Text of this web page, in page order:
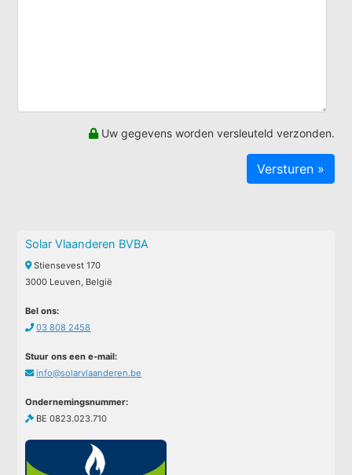
Uw gegevens worden versleuteld verzonden.
Solar Vlaanderen BVBA
Stiensevest 170
3000 Leuven, België
Bel ons:
03 808 2458
Stuur ons een e-mail:
info@solarvlaanderen.be
Ondernemingsnummer:
BE 0823.023.710